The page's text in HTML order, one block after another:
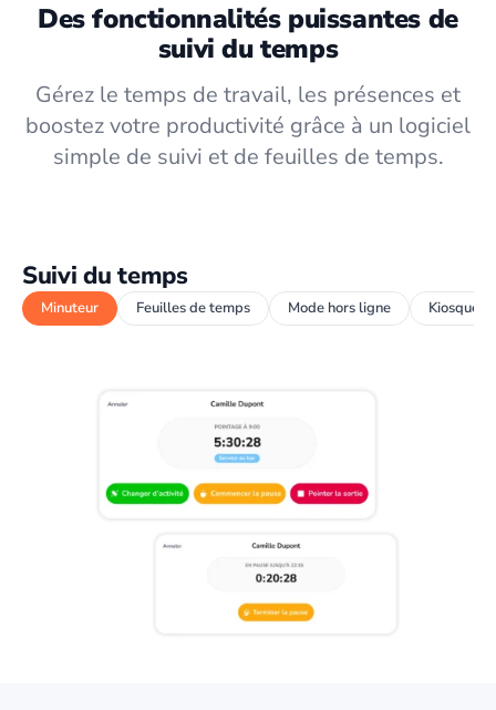
Des fonctionnalités puissantes de
suivi du temps
Gérez le temps de travail, les présences et
boostez votre productivité grâce à un logiciel
simple de suivi et de feuilles de temps.
Suivi du temps
Minuteur Feuilles de temps Mode hors ligne Kiosque